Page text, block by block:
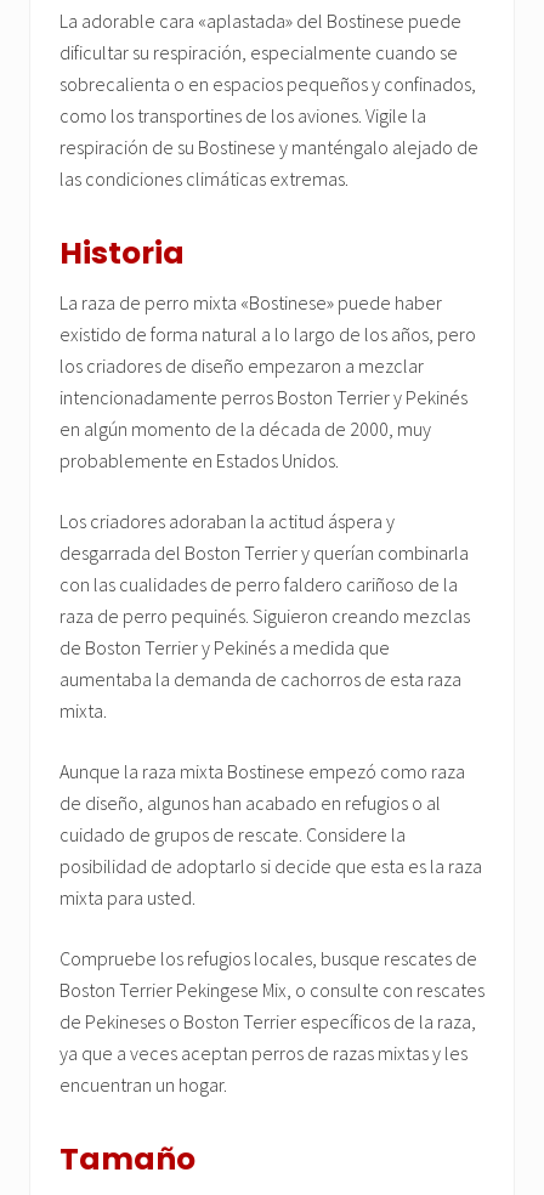
La adorable cara «aplastada» del Bostinese puede
dificultar su respiración, especialmente cuando se
sobrecalienta o en espacios pequeños y confinados,
como los transportines de los aviones. Vigile la
respiración de su Bostinese y manténgalo alejado de
las condiciones climáticas extremas.
Historia
La raza de perro mixta «Bostinese» puede haber
existido de forma natural a lo largo de los años, pero
los criadores de diseño empezaron a mezclar
intencionadamente perros Boston Terrier y Pekinés
en algún momento de la década de 2000, muy
probablemente en Estados Unidos.
Los criadores adoraban la actitud áspera y
desgarrada del Boston Terrier y querían combinarla
con las cualidades de perro faldero cariñoso de la
raza de perro pequinés. Siguieron creando mezclas
de Boston Terrier y Pekinés a medida que
aumentaba la demanda de cachorros de esta raza
mixta.
Aunque la raza mixta Bostinese empezó como raza
de diseño, algunos han acabado en refugios o al
cuidado de grupos de rescate. Considere la
posibilidad de adoptarlo si decide que esta es la raza
mixta para usted.
Compruebe los refugios locales, busque rescates de
Boston Terrier Pekingese Mix, o consulte con rescates
de Pekineses o Boston Terrier específicos de la raza,
ya que a veces aceptan perros de razas mixtas y les
encuentran un hogar.
Tamaño